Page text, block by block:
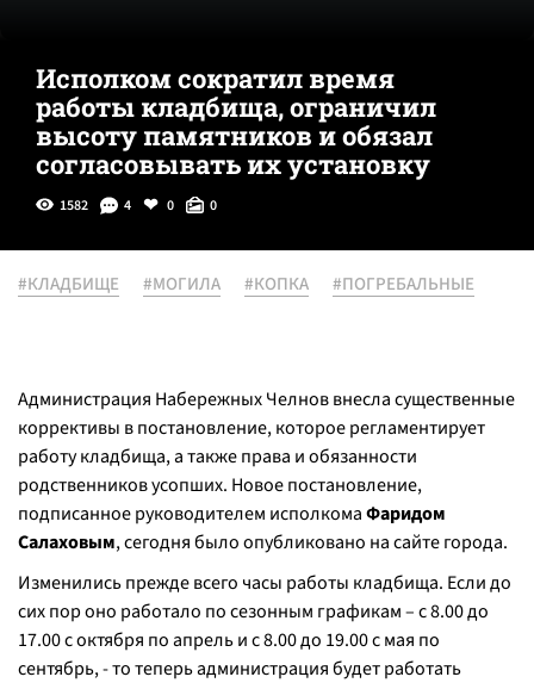
Исполком сократил время
работы кладбища, ограничил
высоту памятников и обязал
согласовывать их установку
1582 4 0 0
#КЛАДБИЩЕ #МОГИЛА #КОПКА #ПОГРЕБАЛЬНЫЕ
Администрация Набережных Челнов внесла существенные
коррективы в постановление, которое регламентирует
работу кладбища, а также права и обязанности
родственников усопших. Новое постановление,
подписанное руководителем исполкомаФаридом
Салаховым, сегодня было опубликовано на сайте города.
Изменились прежде всего часы работы кладбища. Если до
сих пор оно работало по сезонным графикам – с 8.00 до
17.00 с октября по апрель и с 8.00 до 19.00 с мая по
сентябрь, - то теперь администрация будет работать